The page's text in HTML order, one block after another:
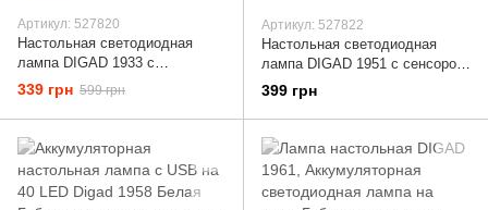
Артикул: 527820
Настольная светодиодная
лампа DIGAD 1933 с
сенсорным управлением, 24
LED (2.5 Вт), 3000-6000K,
аккумулятор 18650 (3000 мАч)
339 грн 599 грн
Артикул: 527822
Настольная светодиодная
лампа DIGAD 1951 с сенсором,
40 LED (4W), аккумулятор
6000mAh, регулируемая
цветовая температура (3000-
6000K)
399 грн